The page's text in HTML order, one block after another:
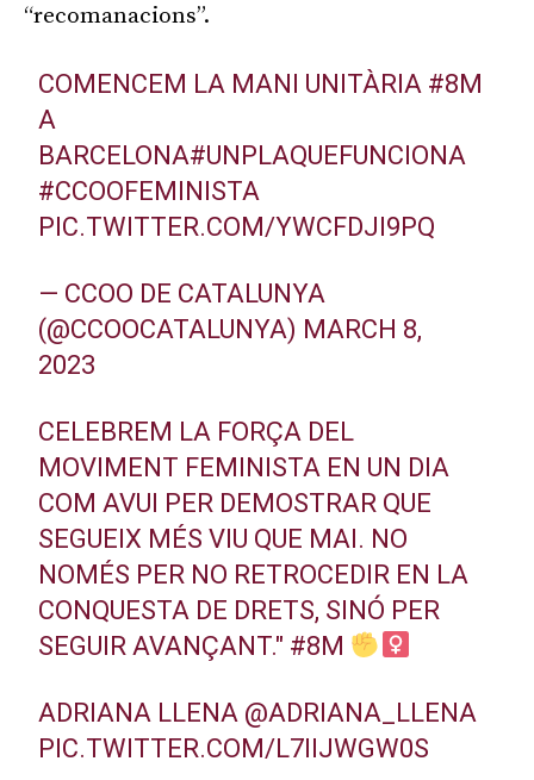
“recomanacions”.
COMENCEM LA MANI UNITÀRIA #8M
A
BARCELONA#UNPLAQUEFUNCIONA
#CCOOFEMINISTA
PIC.TWITTER.COM/YWCFDJI9PQ
— CCOO DE CATALUNYA
(@CCOOCATALUNYA) MARCH 8,
2023
CELEBREM LA FORÇA DEL
MOVIMENT FEMINISTA EN UN DIA
COM AVUI PER DEMOSTRAR QUE
SEGUEIX MÉS VIU QUE MAI. NO
NOMÉS PER NO RETROCEDIR EN LA
CONQUESTA DE DRETS, SINÓ PER
SEGUIR AVANÇANT." #8M
ADRIANA LLENA @ADRIANA_LLENA
PIC.TWITTER.COM/L7IIJWGW0S